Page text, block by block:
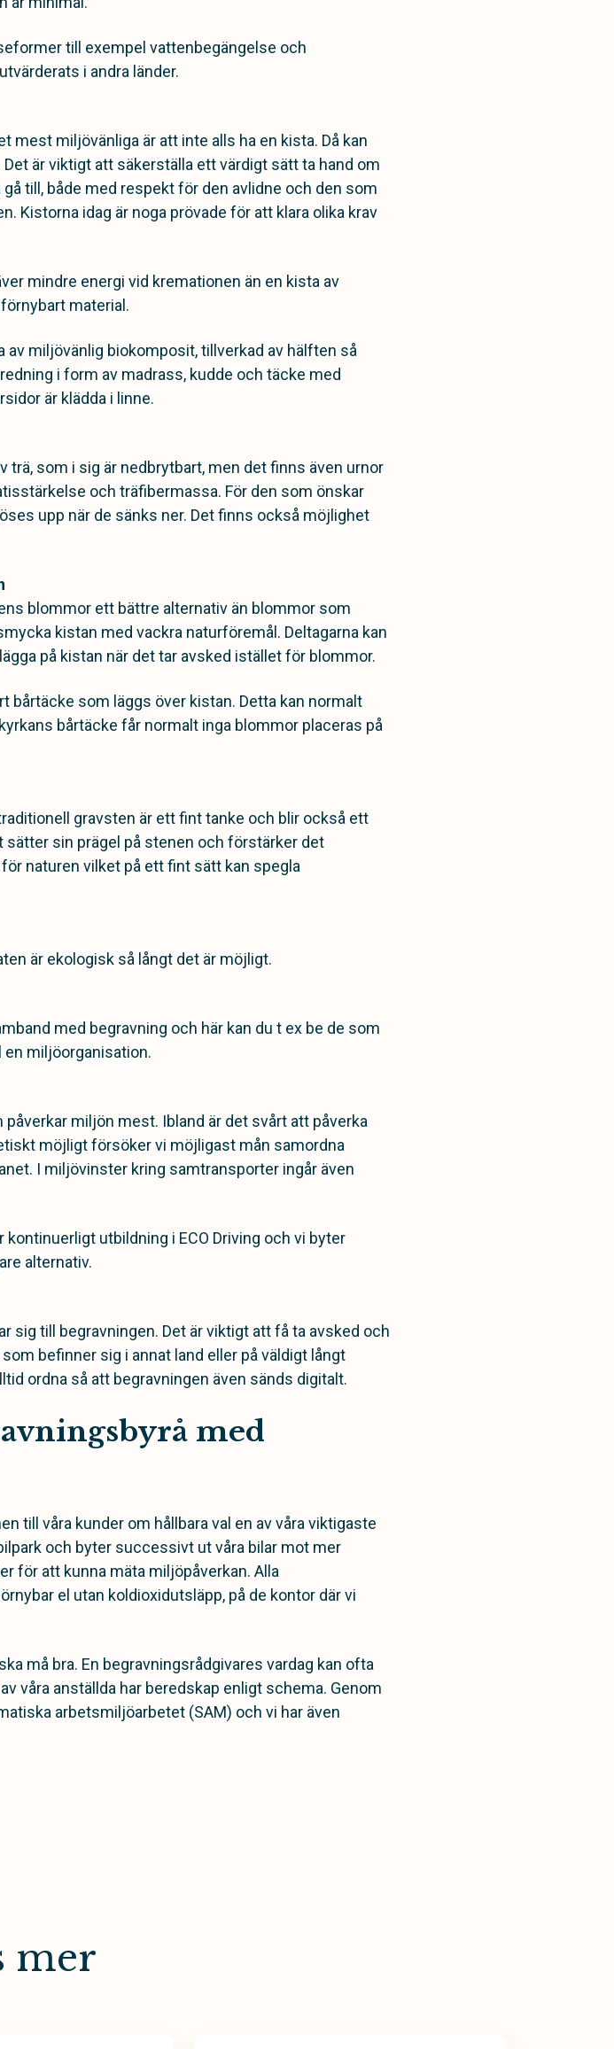
till exempel vattenbegängelse och
i andra länder.
mest miljövänliga är att inte alls ha en kista. Då kan
är viktigt att säkerställa ett värdigt sätt ta hand om
till, både med respekt för den avlidne och den som
Kistorna idag är noga prövade för att klara olika krav
mindre energi vid kremationen än en kista av
material.
miljövänlig biokomposit, tillverkad av hälften så
i form av madrass, kudde och täcke med
är klädda i linne.
trä, som i sig är nedbrytbart, men det finns även urnor
och träfibermassa. För den som önskar
upp när de sänks ner. Det finns också möjlighet
blommor ett bättre alternativ än blommor som
kistan med vackra naturföremål. Deltagarna kan
på kistan när det tar avsked istället för blommor.
bårtäcke som läggs över kistan. Detta kan normalt
bårtäcke får normalt inga blommor placeras på
gravsten är ett fint tanke och blir också ett
sin prägel på stenen och förstärker det
naturen vilket på ett fint sätt kan spegla
är ekologisk så långt det är möjligt.
med begravning och här kan du t ex be de som
en miljöorganisation.
miljön mest. Ibland är det svårt att påverka
möjligt försöker vi möjligast mån samordna
I miljövinster kring samtransporter ingår även
kontinuerligt utbildning i ECO Driving och vi byter
alternativ.
sig till begravningen. Det är viktigt att få ta avsked och
befinner sig i annat land eller på väldigt långt
ordna så att begravningen även sänds digitalt.
med
till våra kunder om hållbara val en av våra viktigaste
och byter successivt ut våra bilar mot mer
för att kunna mäta miljöpåverkan. Alla
el utan koldioxidutsläpp, på de kontor där vi
må bra. En begravningsrådgivares vardag kan ofta
våra anställda har beredskap enligt schema. Genom
arbetsmiljöarbetet (SAM) och vi har även
mer